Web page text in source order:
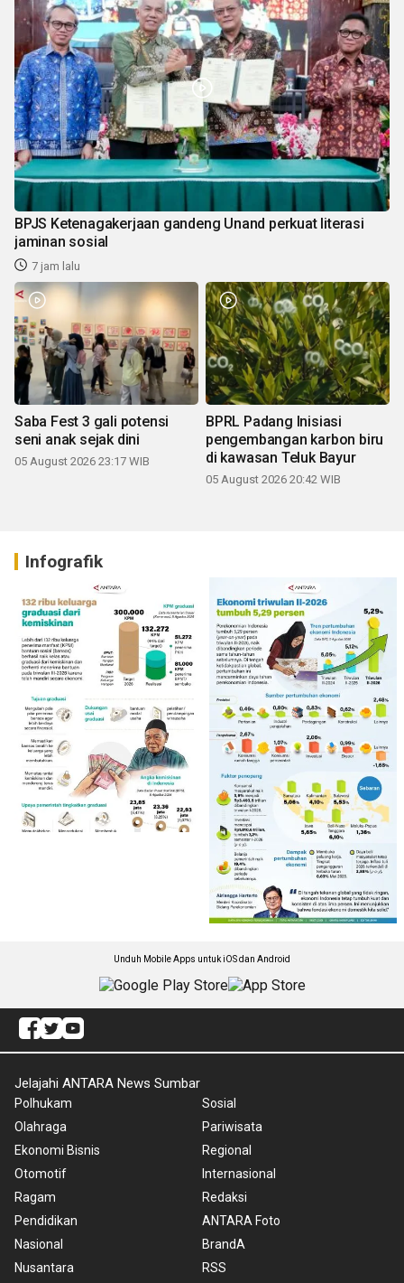
BPJS Ketenagakerjaan gandeng Unand perkuat literasi
jaminan sosial
7 jam lalu
Saba Fest 3 gali potensi
seni anak sejak dini
05 August 2026 23:17 WIB
BPRL Padang Inisiasi
pengembangan karbon biru
di kawasan Teluk Bayur
05 August 2026 20:42 WIB
Infografik
Unduh Mobile Apps untuk iOS dan Android
Jelajahi ANTARA News Sumbar
Polhukam
Olahraga
Ekonomi Bisnis
Otomotif
Ragam
Pendidikan
Nasional
Nusantara
Sosial
Pariwisata
Regional
Internasional
Redaksi
ANTARA Foto
BrandA
RSS